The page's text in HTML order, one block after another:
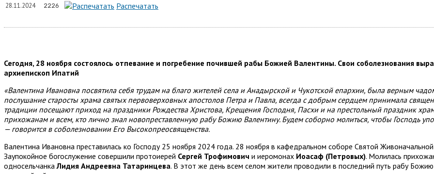
28.11.2024 2226 Распечатать
Сегодня, 28 ноября состоялось отпевание и погребение почившей рабы Божией Валентины. Свои соболезнования
архиепископ Ипатий
«Валентина Ивановна посвятила себя трудам на благо жителей села и Анадырской и Чукотской епархии, была верным
послушание старосты храма святых первоверховных апостолов Петра и Павла, всегда с добрым сердцем принимала
традиции посещают приход на праздники Рождества Христова, Крещения Господня, Пасхи и на престольный праздник
прихожанам и всем, кто лично знал новопреставленную рабу Божию Валентину. Будем соборно молиться, чтобы Господь
— говорится в соболезновании Его Высокопреосвященства.
Валентина Ивановна преставилась ко Господу 25 ноября 2024 года. 28 ноября в кафедральном соборе Святой
Заупокойное богослужение совершили протоиерей Сергей Трофимович и иеромонах Иоасаф (Петровых). Молилась
односельчанкаЛидия Андреевна Татаринцева. В этот же день всем селом жители проводили в последний путь рабу